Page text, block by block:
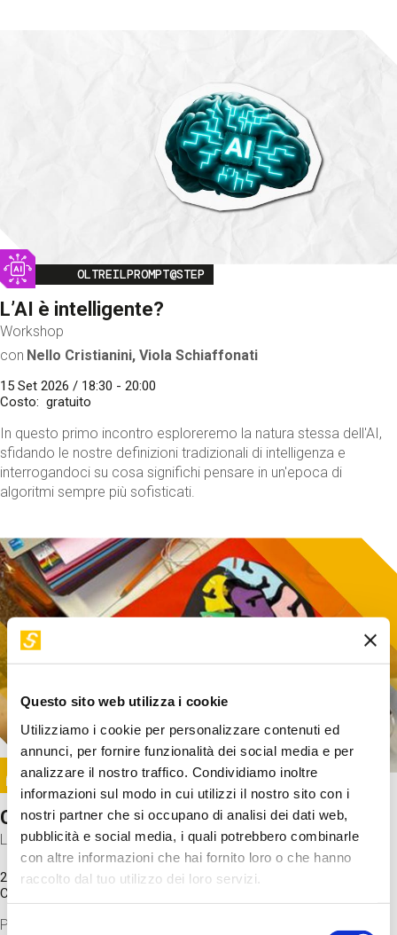
Questo sito web utilizza i cookie
Utilizziamo i cookie per personalizzare contenuti ed
annunci, per fornire funzionalità dei social media e per
analizzare il nostro traffico. Condividiamo inoltre
informazioni sul modo in cui utilizzi il nostro sito con i
nostri partner che si occupano di analisi dei dati web,
pubblicità e social media, i quali potrebbero combinarle
con altre informazioni che hai fornito loro o che hanno
raccolto dal tuo utilizzo dei loro servizi.
Selezione
Image
OLTREILPROMPT@STEP
L’AI è intelligente?
Workshop
con Nello Cristianini, Viola Schiaffonati
15 Set 2026 / 18:30 - 20:00
Costo
gratuito
In questo primo incontro esploreremo la natura stessa dell'AI,
sfidando le nostre definizioni tradizionali di intelligenza e
interrogandoci su cosa significhi pensare in un'epoca di
algoritmi sempre più sofisticati.
Image
SUNDAY@STEP
Come funziona il cervello?
Laboratorio
20 Set 2026 / 11:15 - 13:00
Costo
Proveremo a costruire un cervello in cartoncino cercando di